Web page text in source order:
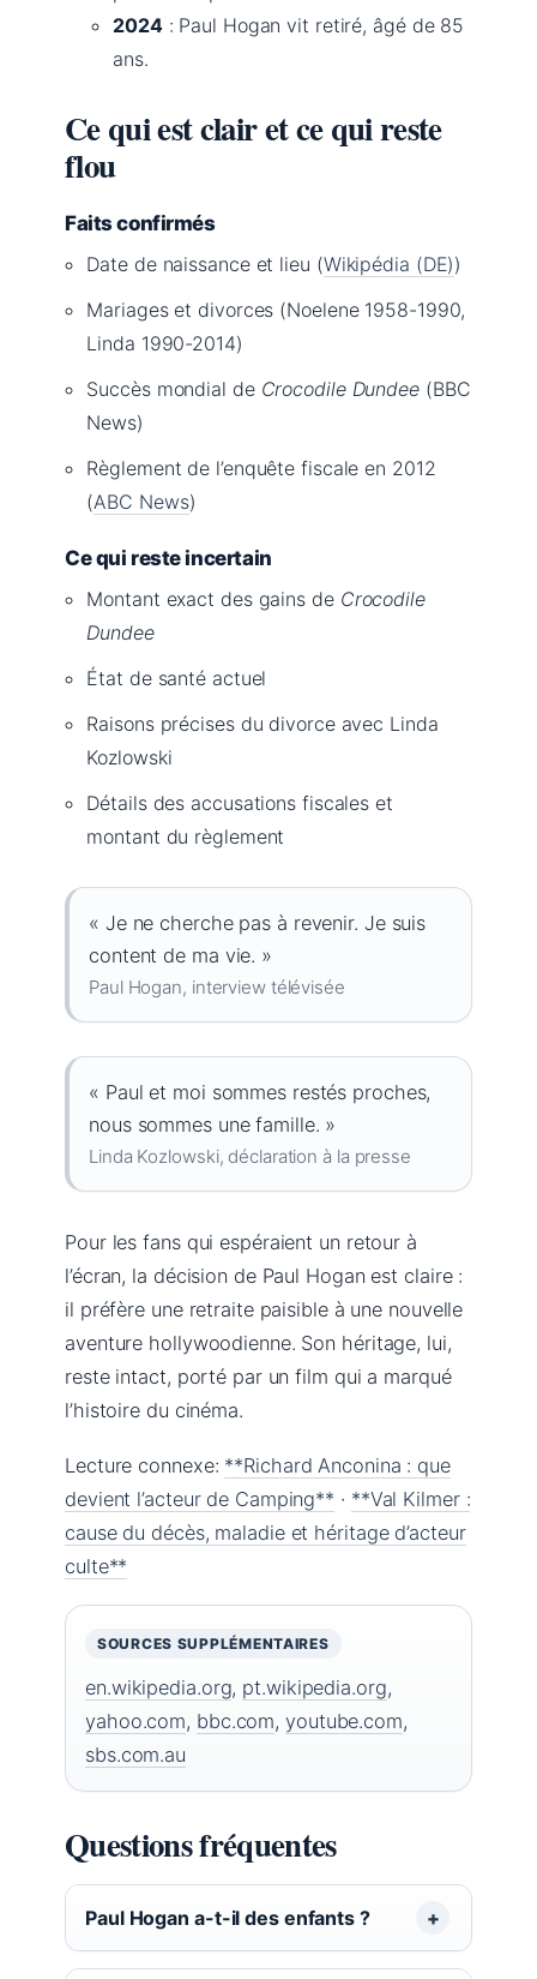
2024: Paul Hogan vit retiré, âgé de 85
ans.
Ce qui est clair et ce qui reste
flou
Faits confirmés
Date de naissance et lieu (Wikipédia (DE))
Mariages et divorces (Noelene 1958-1990,
Linda 1990-2014)
Succès mondial de Crocodile Dundee (BBC
News)
Règlement de l’enquête fiscale en 2012
(ABC News)
Ce qui reste incertain
Montant exact des gains de Crocodile
Dundee
État de santé actuel
Raisons précises du divorce avec Linda
Kozlowski
Détails des accusations fiscales et
montant du règlement
« Je ne cherche pas à revenir. Je suis
content de ma vie. »
Paul Hogan, interview télévisée
« Paul et moi sommes restés proches,
nous sommes une famille. »
Linda Kozlowski, déclaration à la presse
Pour les fans qui espéraient un retour à
l’écran, la décision de Paul Hogan est claire :
il préfère une retraite paisible à une nouvelle
aventure hollywoodienne. Son héritage, lui,
reste intact, porté par un film qui a marqué
l’histoire du cinéma.
Lecture connexe: **Richard Anconina : que
devient l’acteur de Camping** · **Val Kilmer :
cause du décès, maladie et héritage d’acteur
culte**
SOURCES SUPPLÉMENTAIRES
en.wikipedia.org, pt.wikipedia.org,
yahoo.com, bbc.com,youtube.com,
sbs.com.au
Questions fréquentes
Paul Hogan a-t-il des enfants ?